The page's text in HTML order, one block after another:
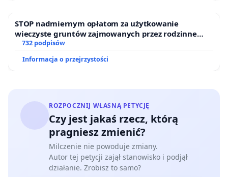
STOP nadmiernym opłatom za użytkowanie
wieczyste gruntów zajmowanych przez rodzinne
ogrody działkowe.
732 podpisów
Informacja o przejrzystości
ROZPOCZNIJ WŁASNĄ PETYCJĘ
Czy jest jakaś rzecz, którą
pragniesz zmienić?
Milczenie nie powoduje zmiany.
Autor tej petycji zajął stanowisko i podjął
działanie. Zrobisz to samo?